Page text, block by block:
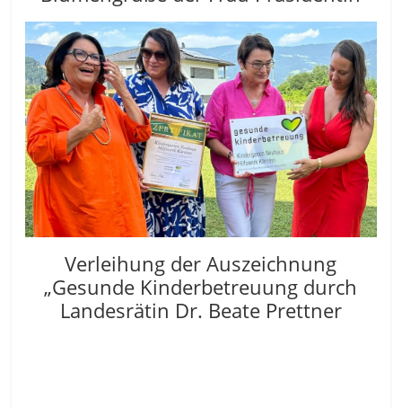
Verleihung der Auszeichnung
„Gesunde Kinderbetreuung durch
Landesrätin Dr. Beate Prettner